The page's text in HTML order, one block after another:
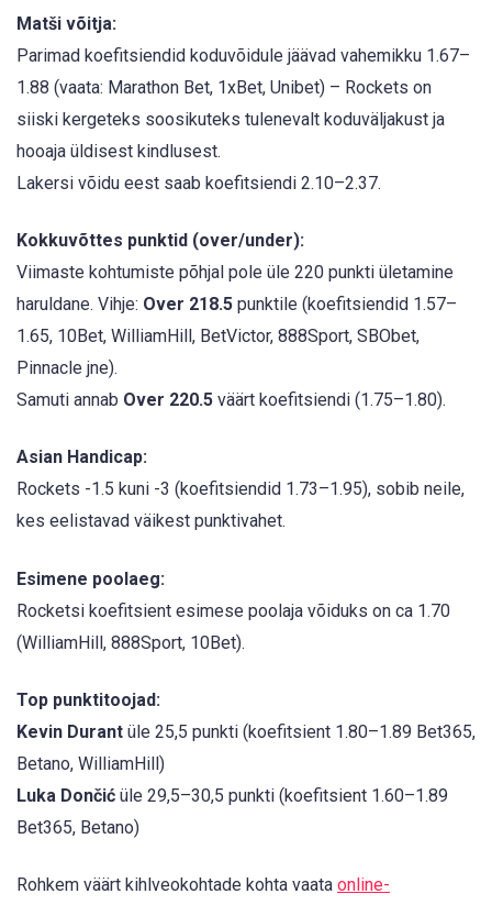
Matši võitja:
Parimad koefitsiendid koduvõidule jäävad vahemikku 1.67–
1.88 (vaata: Marathon Bet, 1xBet, Unibet) – Rockets on
siiski kergeteks soosikuteks tulenevalt koduväljakust ja
hooaja üldisest kindlusest.
Lakersi võidu eest saab koefitsiendi 2.10–2.37.
Kokkuvõttes punktid (over/under):
Viimaste kohtumiste põhjal pole üle 220 punkti ületamine
haruldane. Vihje: Over 218.5 punktile (koefitsiendid 1.57–
1.65, 10Bet, WilliamHill, BetVictor, 888Sport, SBObet,
Pinnacle jne).
Samuti annab Over 220.5 väärt koefitsiendi (1.75–1.80).
Asian Handicap:
Rockets -1.5 kuni -3 (koefitsiendid 1.73–1.95), sobib neile,
kes eelistavad väikest punktivahet.
Esimene poolaeg:
Rocketsi koefitsient esimese poolaja võiduks on ca 1.70
(WilliamHill, 888Sport, 10Bet).
Top punktitoojad:
Kevin Durant üle 25,5 punkti (koefitsient 1.80–1.89 Bet365,
Betano, WilliamHill)
Luka Dončić üle 29,5–30,5 punkti (koefitsient 1.60–1.89
Bet365, Betano)
Rohkem väärt kihlveokohtade kohta vaata online-